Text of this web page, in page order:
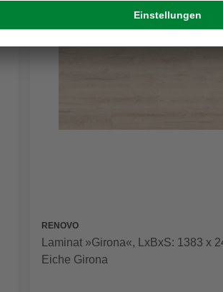
RENOVO
Laminat »Girona«, LxBxS: 1383 x
Eiche Girona